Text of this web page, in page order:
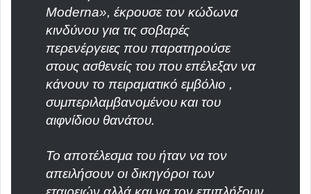
Moderna», έκρουσε τον κώδωνα
κινδύνου για τις σοβαρές
περενέργειες που παρατηρούσε
στους ασθενείς του που επέλεξαν να
κάνουν το πειραματικό εμβόλιο ,
συμπεριλαμβανομένου και του
αιφνίδιου θανάτου.
Το αποτέλεσμα του ήταν να τον
απειλήσουν οι δικηγόροι των